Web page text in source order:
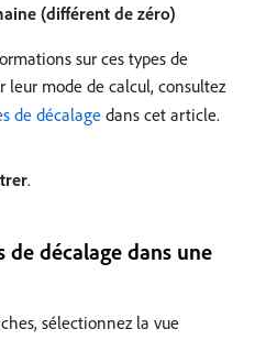
(différent de zéro)
sur ces types de
leur mode de calcul, consultez
de décalage dans cet article.
.
de décalage dans une
sélectionnez la vue